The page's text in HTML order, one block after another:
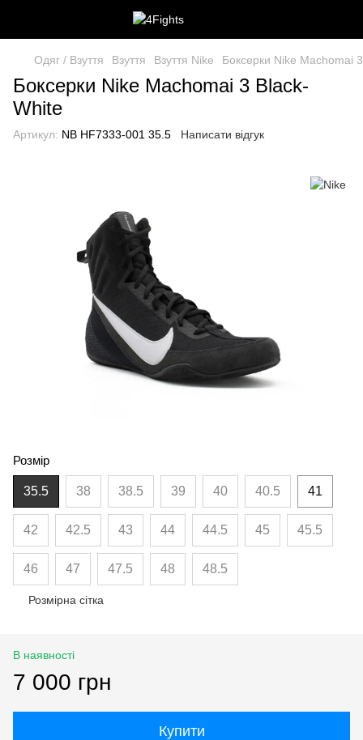
Одяг / Взуття Взуття Взуття Nike Боксерки Nike Machomai
Боксерки Nike Machomai 3 Black-
White
Артикул: NB HF7333-001 35.5 Написати відгук
Розмір
35.5 38 38.5 39 40 40.5 41
42 42.5 43 44 44.5 45 45.5
46 47 47.5 48 48.5
Розмірна сітка
В наявності
7 000 грн
Купити